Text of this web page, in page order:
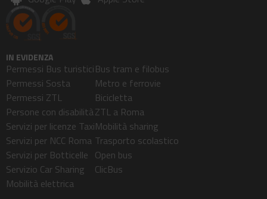
IN EVIDENZA
Permessi Bus turistici
Permessi Sosta
Permessi ZTL
Persone con disabilità
Servizi per licenze Taxi
Servizi per NCC Roma
Servizi per Botticelle
Servizio Car Sharing
Mobilità elettrica
Bus tram e filobus
Metro e ferrovie
Bicicletta
ZTL a Roma
Mobilità sharing
Trasporto scolastico
Open bus
ClicBus